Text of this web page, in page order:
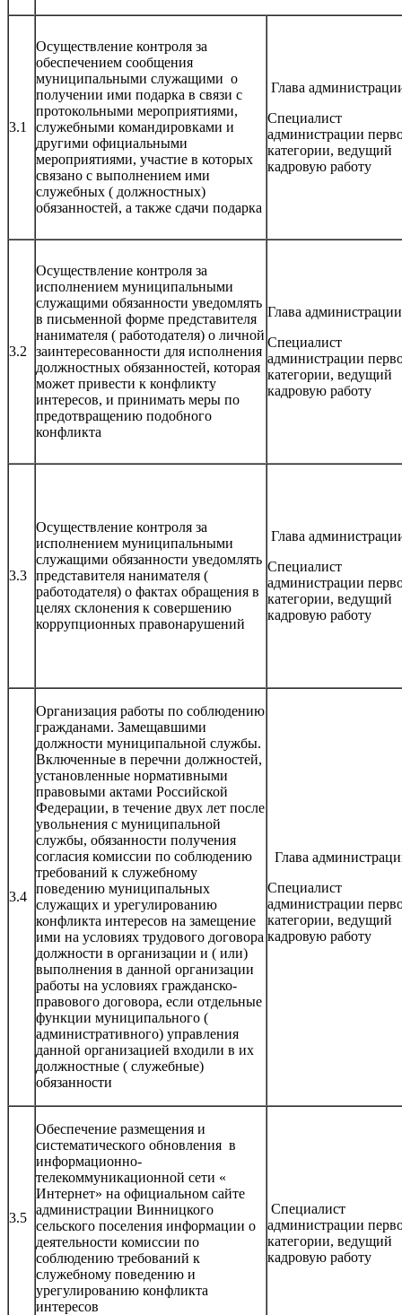
3.1
Осуществление контроля за
обеспечением сообщения
муниципальными служащими о
получении ими подарка в связи с
протокольными мероприятиями,
служебными командировками и
другими официальными
мероприятиями, участие в которых
связано с выполнением ими
служебных ( должностных)
обязанностей, а также сдачи подарка
Глава
Специалист
администрации
категории, ведущий
кадровую работу
3.2
Осуществление контроля за
исполнением муниципальными
служащими обязанности уведомлять
в письменной форме представителя
нанимателя ( работодателя) о личной
заинтересованности для исполнения
должностных обязанностей, которая
может привести к конфликту
интересов, и принимать меры по
предотвращению подобного
конфликта
Глава
Специалист
администрации
категории, ведущий
кадровую работу
3.3
Осуществление контроля за
исполнением муниципальными
служащими обязанности уведомлять
представителя нанимателя (
работодателя) о фактах обращения в
целях склонения к совершению
коррупционных правонарушений
Глава
Специалист
администрации
категории, ведущий
кадровую работу
3.4
Организация работы по соблюдению
гражданами. Замещавшими
должности муниципальной службы.
Включенные в перечни должностей,
установленные нормативными
правовыми актами Российской
Федерации, в течение двух лет после
увольнения с муниципальной
службы, обязанности получения
согласия комиссии по соблюдению
требований к служебному
поведению муниципальных
служащих и урегулированию
конфликта интересов на замещение
ими на условиях трудового договора
должности в организации и ( или)
выполнения в данной организации
работы на условиях гражданско-
правового договора, если отдельные
функции муниципального (
административного) управления
данной организацией входили в их
должностные ( служебные)
обязанности
Глава
Специалист
администрации
категории, ведущий
кадровую работу
3.5
Обеспечение размещения и
систематического обновления в
информационно-
телекоммуникационной сети «
Интернет» на официальном сайте
администрации Винницкого
сельского поселения информации о
деятельности комиссии по
соблюдению требований к
служебному поведению и
урегулированию конфликта
интересов
Специалист
администрации
категории, ведущий
кадровую работу